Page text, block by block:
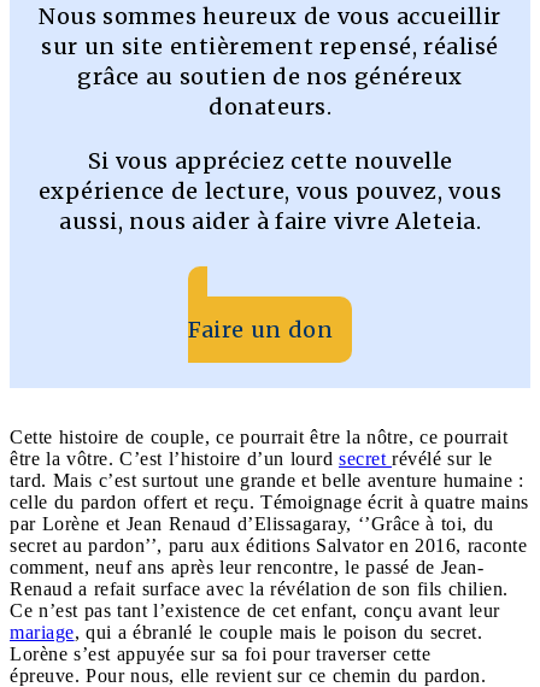
Nous sommes heureux de vous accueillir
sur un site entièrement repensé, réalisé
grâce au soutien de nos généreux
donateurs.
Si vous appréciez cette nouvelle
expérience de lecture, vous pouvez, vous
aussi, nous aider à faire vivre Aleteia.
Faire un don
Cette histoire de couple, ce pourrait être la nôtre, ce pourrait
être la vôtre. C’est l’histoire d’un lourd secret révélé sur le
tard. Mais c’est surtout une grande et belle aventure humaine :
celle du pardon offert et reçu. Témoignage écrit à quatre mains
par Lorène et Jean Renaud d’Elissagaray, ‘’Grâce à toi, du
secret au pardon’’, paru aux éditions Salvator en 2016, raconte
comment, neuf ans après leur rencontre, le passé de Jean-
Renaud a refait surface avec la révélation de son fils chilien.
Ce n’est pas tant l’existence de cet enfant, conçu avant leur
mariage, qui a ébranlé le couple mais le poison du secret.
Lorène s’est appuyée sur sa foi pour traverser cette
épreuve. Pour nous, elle revient sur ce chemin du pardon.